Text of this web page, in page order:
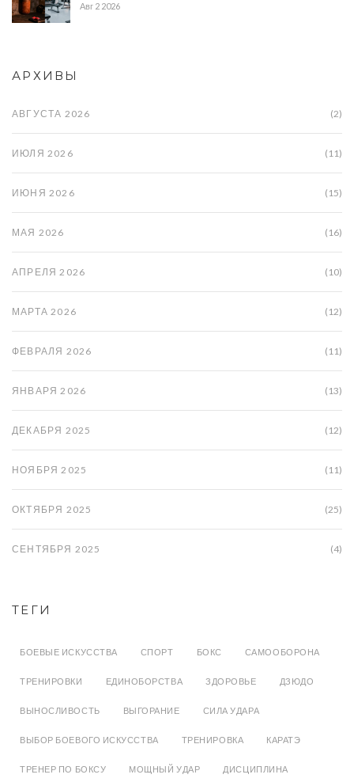
Авг 2 2026
АРХИВЫ
АВГУСТА 2026 (2)
ИЮЛЯ 2026 (11)
ИЮНЯ 2026 (15)
МАЯ 2026 (16)
АПРЕЛЯ 2026 (10)
МАРТА 2026 (12)
ФЕВРАЛЯ 2026 (11)
ЯНВАРЯ 2026 (13)
ДЕКАБРЯ 2025 (12)
НОЯБРЯ 2025 (11)
ОКТЯБРЯ 2025 (25)
СЕНТЯБРЯ 2025 (4)
ТЕГИ
БОЕВЫЕ ИСКУССТВА СПОРТ БОКС САМООБОРОНА
ТРЕНИРОВКИ ЕДИНОБОРСТВА ЗДОРОВЬЕ ДЗЮДО
ВЫНОСЛИВОСТЬ ВЫГОРАНИЕ СИЛА УДАРА
ВЫБОР БОЕВОГО ИСКУССТВА ТРЕНИРОВКА КАРАТЭ
ТРЕНЕР ПО БОКСУ МОЩНЫЙ УДАР ДИСЦИПЛИНА